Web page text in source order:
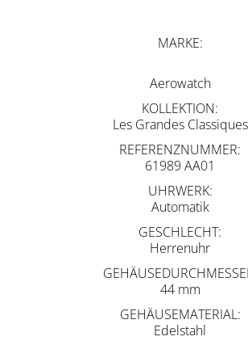
MARKE
Aerowatch
KOLLEKTION
Les Grandes Classiques
REFERENZNUMMER
61989 AA01
UHRWERK
Automatik
GESCHLECHT
Herrenuhr
44 mm
GEHÄUSEMATERIAL
Edelstahl